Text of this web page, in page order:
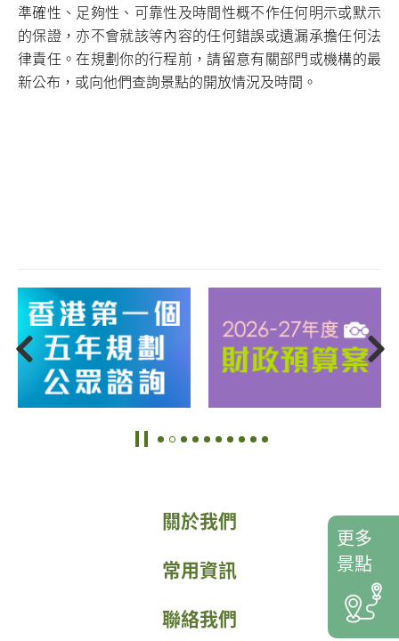
準確性、足夠性、可靠性及時間性概不作任何明示或默示
的保證，亦不會就該等內容的任何錯誤或遺漏承擔任何法
律責任。在規劃你的行程前，請留意有關部門或機構的最
新公布，或向他們查詢景點的開放情況及時間。
關於我們
常用資訊
聯絡我們
更多
景點